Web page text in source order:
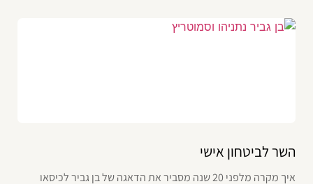
השר לביטחון אישי
איך מקרה מלפני 20 שנה מסביר את הדאגה של בן גביר לכיסאו